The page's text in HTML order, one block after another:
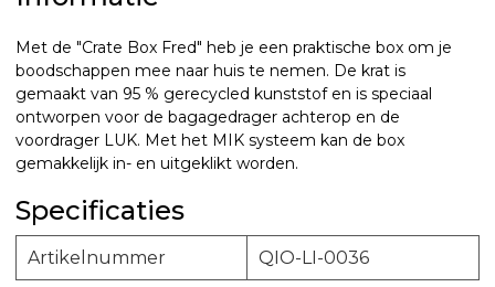
Met de "Crate Box Fred" heb je een praktische box om je
boodschappen mee naar huis te nemen. De krat is
gemaakt van 95 % gerecycled kunststof en is speciaal
ontworpen voor de bagagedrager achterop en de
voordrager LUK. Met het MIK systeem kan de box
gemakkelijk in- en uitgeklikt worden.
Specificaties
Artikelnummer QIO-LI-0036